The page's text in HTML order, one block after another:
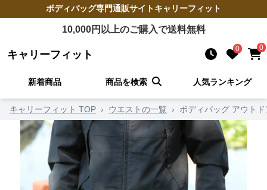
ボディバッグ専門通販サイトキャリーフィット
10,000円以上のご購入で送料無料
キャリーフィット 0 0
新着商品 商品を検索 人気ランキング
キャリーフィット TOP › ウエストの一覧 › ボディバッグ アウト